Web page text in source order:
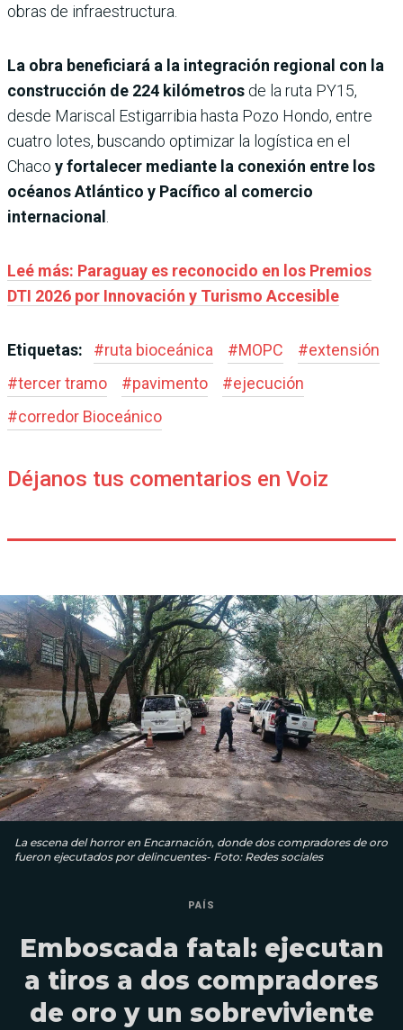
obras de infraestructura.
La obra beneficiará a la integración regional con la
construcción de 224 kilómetros de la ruta PY15,
desde Mariscal Estigarribia hasta Pozo Hondo, entre
cuatro lotes, buscando optimizar la logística en el
Chaco y fortalecer mediante la conexión entre los
océanos Atlántico y Pacífico al comercio
internacional
Leé más: Paraguay es reconocido en los Premios
DTI 2026 por Innovación y Turismo Accesible
Etiquetas: #ruta bioceánica #MOPC #extensión
#tercer tramo #pavimento #ejecución
#corredor Bioceánico
Déjanos tus comentarios en Voiz
La escena del horror en Encarnación, donde dos compradores de oro
fueron ejecutados por delincuentes- Foto: Redes sociales
PAÍS
Emboscada fatal: ejecutan
a tiros a dos compradores
de oro y un sobreviviente